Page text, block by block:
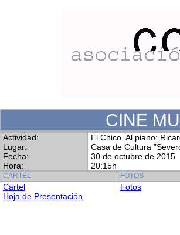
CINE
Actividad:
Lugar:
Fecha:
Hora:
El Chico. Al piano:
Casa de Cultura
30 de octubre de 2015
20:15h
CARTEL FOTOS
Cartel
Hoja de Presentación
Fotos